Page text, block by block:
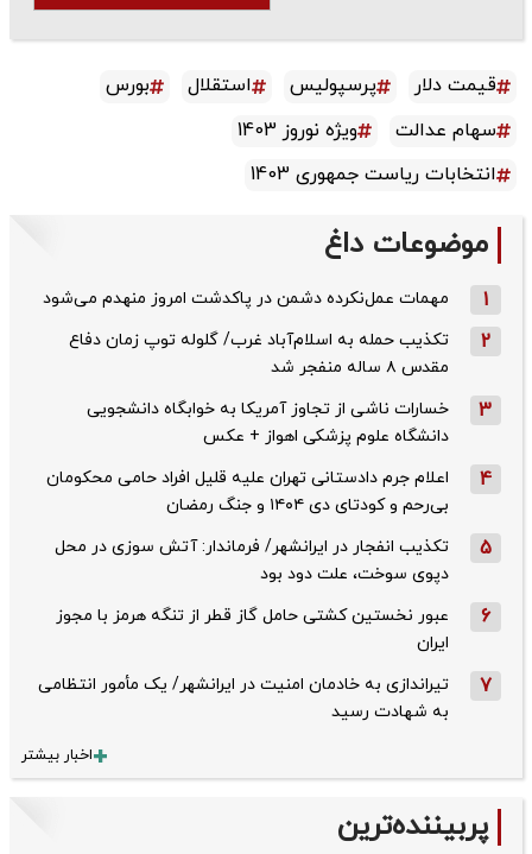
قیمت دلار پرسپولیس استقلال
بورس
سهام عدالت
ویژه نوروز 1403
انتخابات ریاست جمهوری 1403
موضوعات داغ
1 مهمات عمل‌نکرده دشمن در پاکدشت امروز منهدم می‌شود
2
تکذیب حمله به اسلام‌آباد غرب/ گلوله توپ زمان دفاع
مقدس ۸ ساله منفجر شد
3
خسارات ناشی از تجاوز آمریکا به خوابگاه دانشجویی
دانشگاه علوم پزشکی اهواز + عکس
4
اعلام جرم دادستانی تهران علیه قلیل افراد حامی محکومان
بی‌رحم و کودتای دی‌ ۱۴۰۴ و جنگ رمضان
5
تکذیب ‌انفجار در ایرانشهر/ فرماندار: آتش سوزی در محل
دپوی سوخت، علت دود بود
6
عبور نخستین کشتی حامل گاز قطر از تنگه هرمز با مجوز
ایران
7
تیراندازی به خادمان امنیت در ایرانشهر/ یک مأمور انتظامی
به شهادت رسید
اخبار بیشتر
پربیننده‌ترین